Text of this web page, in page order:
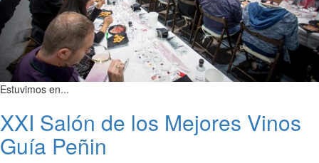
Estuvimos en...
XXI Salón de los Mejores Vinos
Guía Peñin